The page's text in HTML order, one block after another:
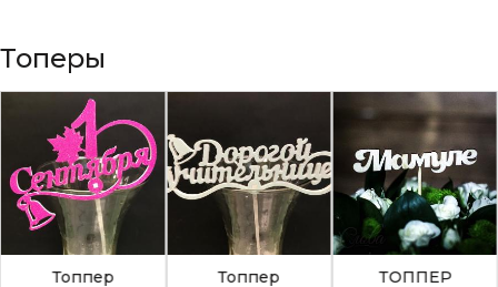
Топеры
Топпер
Топпер
ТОППЕР